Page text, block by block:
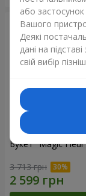
Букет "Magic
3 713 грн
або
Вашого
Деякі
дані на
свій вибір